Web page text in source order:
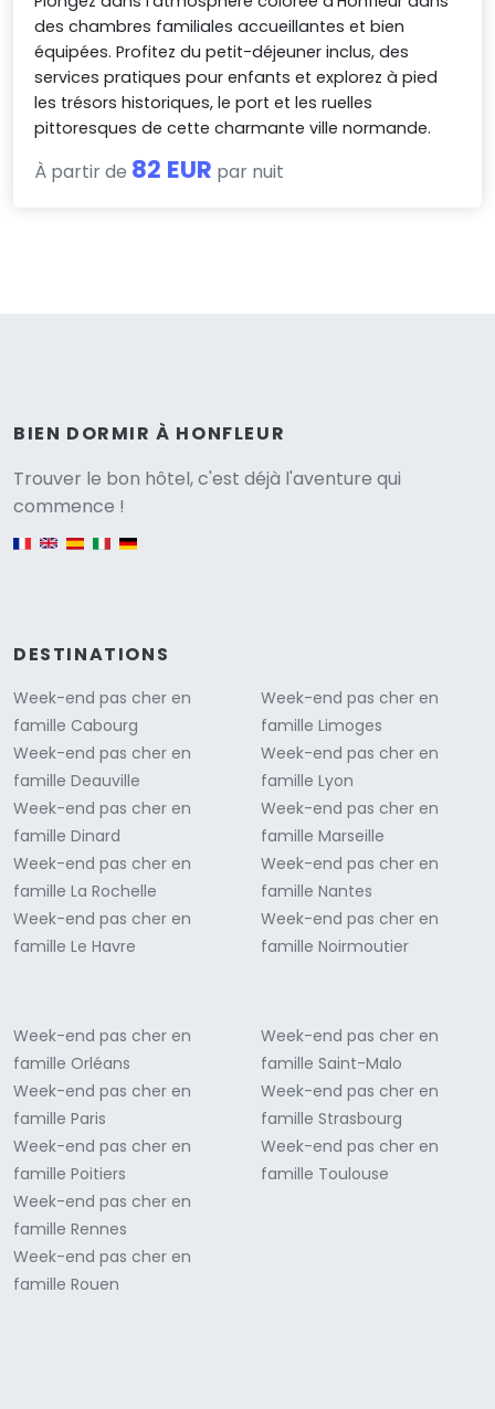
des chambres familiales accueillantes et bien
équipées. Profitez du petit-déjeuner inclus, des
services pratiques pour enfants et explorez à pied
les trésors historiques, le port et les ruelles
pittoresques de cette charmante ville normande.
À partir de 82 EUR par nuit
BIEN DORMIR À HONFLEUR
Trouver le bon hôtel, c'est déjà l'aventure qui
commence !
DESTINATIONS
Week-end pas cher en
famille Cabourg
Week-end pas cher en
famille Deauville
Week-end pas cher en
famille Dinard
Week-end pas cher en
famille La Rochelle
Week-end pas cher en
famille Le Havre
Week-end pas cher en
famille Limoges
Week-end pas cher en
famille Lyon
Week-end pas cher en
famille Marseille
Week-end pas cher en
famille Nantes
Week-end pas cher en
famille Noirmoutier
Week-end pas cher en
famille Orléans
Week-end pas cher en
famille Paris
Week-end pas cher en
famille Poitiers
Week-end pas cher en
famille Rennes
Week-end pas cher en
famille Rouen
Week-end pas cher en
famille Saint-Malo
Week-end pas cher en
famille Strasbourg
Week-end pas cher en
famille Toulouse